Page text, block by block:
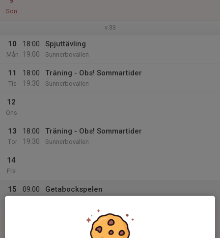
Sön
v.33
10
Mån
18:00
19:00
Spjuttävling
Sunnerbovallen
11
Tis
18:00
19:30
Träning - Obs! Sommartider
Sunnerbovallen
12
Ons
13
Tor
18:00
19:30
Träning - Obs! Sommartider
Sunnerbovallen
14
Fre
15
09:00
Getabockspelen
Getabockspelen